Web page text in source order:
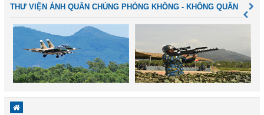
THƯ VIỆN ẢNH QUÂN CHỦNG PHÒNG KHÔNG - KHÔNG QUÂN